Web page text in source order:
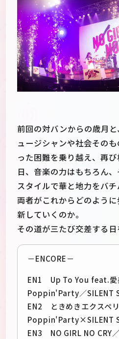
前回の対バンからの歳月
ュージシャンや社会その
った困難を乗り越え、再
日、音楽の力はもちろん
スタイルで華と地力をバチ
両者がこれからどのよう
新していくのか。
その道が三たび交差する日
－ENCORE－
EN1 Up To You feat.
Poppin'Party／SILENT
EN2 ときめきエクスペ
Poppin'Party×SILENT
EN3 NO GIRL NO CRY／